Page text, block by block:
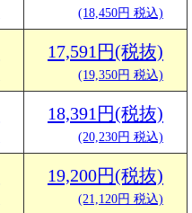
(18,450円 税込)
17,591円(税抜)
(19,350円 税込)
18,391円(税抜)
(20,230円 税込)
19,200円(税抜)
(21,120円 税込)